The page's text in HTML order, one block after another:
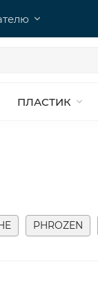
ПЛАСТИК
PHROZEN